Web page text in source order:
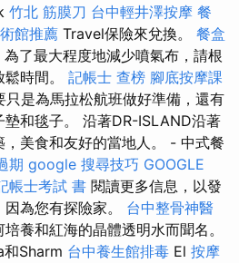
竹北 筋膜刀 台中輕井澤按摩 餐
館推薦 Travel保險來兌換。 餐盒
為了最大程度地減少噴氣布，請根
時間。 記帳士 查榜 腳底按摩課
只是為馬拉松航班做好準備，還有
墊和毯子。 沿著DR-ISLAND沿著
美食和友好的當地人。 - 中式餐
期 google 搜尋技巧 GOOGLE
帳士考試 書 閱讀更多信息，以發
為您有探險家。 台中整骨神醫
養和紅海的晶體透明水而聞名。
Sharm 台中養生館排毒 El 按摩